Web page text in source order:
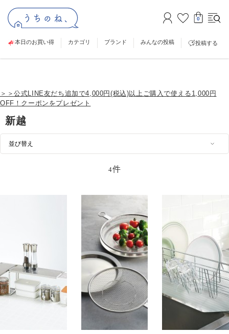
0
本日のお買い得 カテゴリ ブランド みんなの投稿 投稿する
＞＞公式LINE友だち追加で4,000円(税込)以上ご購入で使える1,000円
OFF！クーポンをプレゼント
新越
4件